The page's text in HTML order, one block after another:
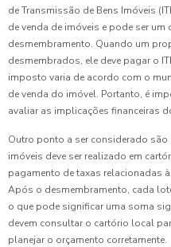
de Transmissão de Bens Imóveis
de venda de imóveis e pode ser
desmembramento. Quando um
desmembrados, ele deve pagar o
imposto varia de acordo com o
de venda do imóvel. Portanto, é
avaliar as implicações financeiras
Outro ponto a ser considerado
imóveis deve ser realizado em
pagamento de taxas relacionadas
Após o desmembramento, cada
o que pode significar uma soma
devem consultar o cartório local
planejar o orçamento corretamente.